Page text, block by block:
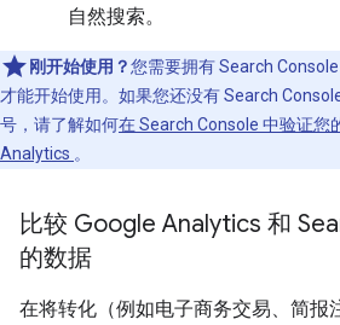
自然搜索。
刚开始使用？您需要拥有 Search
才能开始使用。如果您还没有 Search
号，请了解如何在 Search Console 中验证您
Analytics 。
比较 Google Analytics 和
的数据
在将转化（例如电子商务交易、简报